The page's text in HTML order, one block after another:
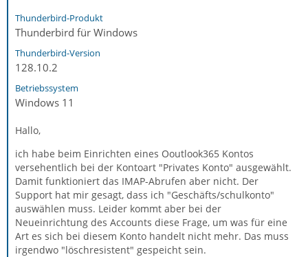
Thunderbird-Produkt
Thunderbird für Windows
Thunderbird-Version
128.10.2
Betriebssystem
Windows 11
Hallo,
ich habe beim Einrichten eines Ooutlook365 Kontos
versehentlich bei der Kontoart "Privates Konto" ausgewählt.
Damit funktioniert das IMAP-Abrufen aber nicht. Der
Support hat mir gesagt, dass ich "Geschäfts/schulkonto"
auswählen muss. Leider kommt aber bei der
Neueinrichtung des Accounts diese Frage, um was für eine
Art es sich bei diesem Konto handelt nicht mehr. Das muss
irgendwo "löschresistent" gespeicht sein.